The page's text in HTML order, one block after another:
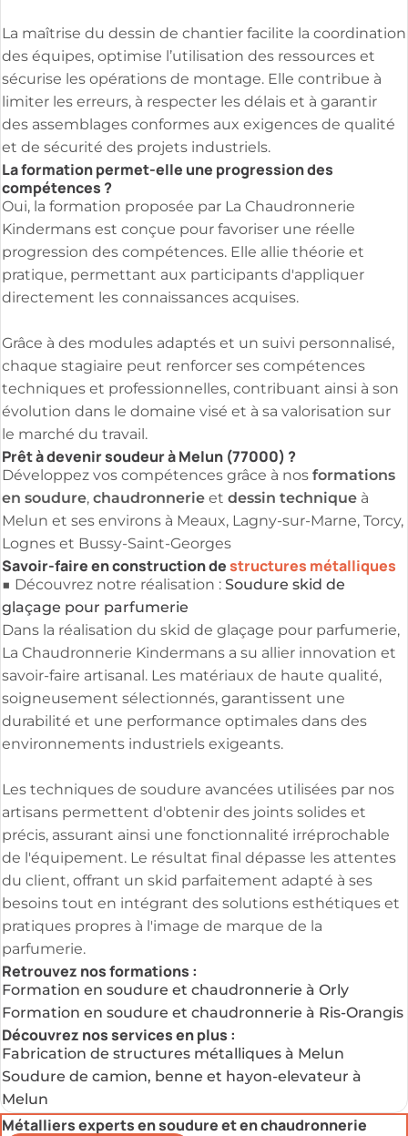
La maîtrise du dessin de chantier facilite la coordination
des équipes, optimise l’utilisation des ressources et
sécurise les opérations de montage. Elle contribue à
limiter les erreurs, à respecter les délais et à garantir
des assemblages conformes aux exigences de qualité
et de sécurité des projets industriels.
La formation permet-elle une progression des
compétences ?
Oui, la formation proposée par La Chaudronnerie
Kindermans est conçue pour favoriser une réelle
progression des compétences. Elle allie théorie et
pratique, permettant aux participants d'appliquer
directement les connaissances acquises.
Grâce à des modules adaptés et un suivi personnalisé,
chaque stagiaire peut renforcer ses compétences
techniques et professionnelles, contribuant ainsi à son
évolution dans le domaine visé et à sa valorisation sur
le marché du travail.
Prêt à devenir soudeur à Melun (77000) ?
Développez vos compétences grâce à nosformations
en soudure,chaudronnerieet dessin technique à
Melun et ses environs à Meaux, Lagny-sur-Marne, Torcy,
Lognes et Bussy-Saint-Georges
Savoir-faire en construction destructures métalliques
■ Découvrez notre réalisation :Soudure skid de
glaçage pour parfumerie
Dans la réalisation du skid de glaçage pour parfumerie,
La Chaudronnerie Kindermans a su allier innovation et
savoir-faire artisanal. Les matériaux de haute qualité,
soigneusement sélectionnés, garantissent une
durabilité et une performance optimales dans des
environnements industriels exigeants.
Les techniques de soudure avancées utilisées par nos
artisans permettent d'obtenir des joints solides et
précis, assurant ainsi une fonctionnalité irréprochable
de l'équipement. Le résultat final dépasse les attentes
du client, offrant un skid parfaitement adapté à ses
besoins tout en intégrant des solutions esthétiques et
pratiques propres à l'image de marque de la
parfumerie.
Retrouvez nos formations :
Formation en soudure et chaudronnerie à Orly
Formation en soudure et chaudronnerie à Ris-Orangis
Découvrez nos services en plus :
Fabrication de structures métalliques à Melun
Soudure de camion, benne et hayon-elevateur à
Melun
Métalliers experts en soudure et en chaudronnerie